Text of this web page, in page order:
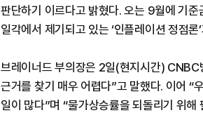
판단하기 이르다고 밝혔다. 오는 9월에 기
일각에서 제기되고 있는 ‘인플레이션 정점
브레이너드 부의장은 2일(현지시간) CNBC
근거를 찾기 매우 어렵다”고 말했다. 이어 “
일이 많다”며 “물가상승률을 되돌리기 위